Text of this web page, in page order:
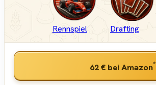
Rennspiel Drafting
62 € bei Amazon*